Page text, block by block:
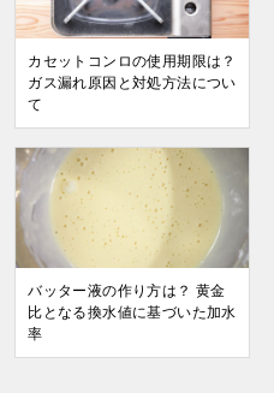
カセットコンロの使用期限は？
ガス漏れ原因と対処方法につい
て
バッター液の作り方は？ 黄金
比となる換水値に基づいた加水
率